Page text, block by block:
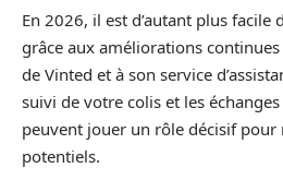
En 2026, il est d’autant plus facile
grâce aux améliorations
de Vinted et à son service
suivi de votre colis et les
peuvent jouer un rôle décisif pour
potentiels.